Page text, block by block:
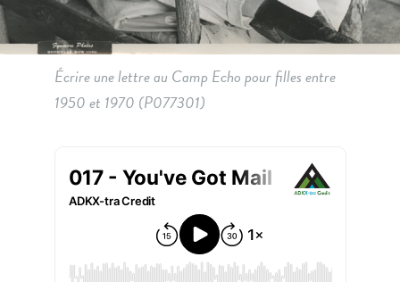
Écrire une lettre au Camp Echo pour filles entre
1950 et 1970 (P077301)